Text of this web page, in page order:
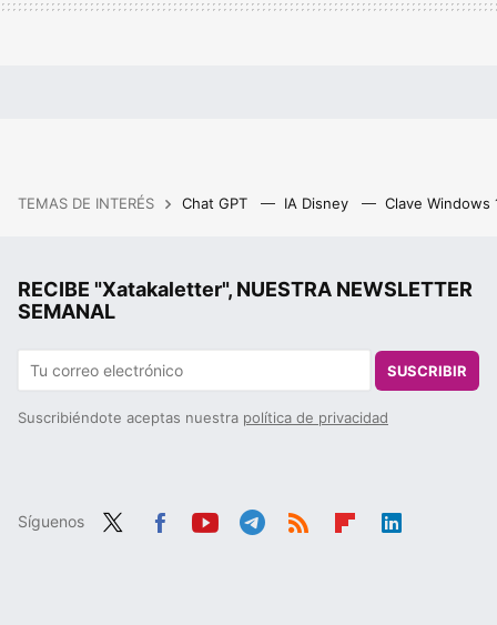
TEMAS DE INTERÉS Chat GPT IA Disney Clave Windows
RECIBE "Xatakaletter", NUESTRA NEWSLETTER
SEMANAL
SUSCRIBIR
Suscribiéndote aceptas nuestra política de privacidad
Síguenos